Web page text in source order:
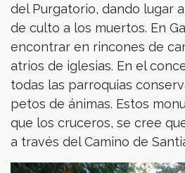
del Purgatorio, dando lugar
de culto a los muertos. En
encontrar en rincones de
atrios de iglesias. En el
todas las parroquias
petos de ánimas. Estos
que los cruceros, se cree
a través del Camino de